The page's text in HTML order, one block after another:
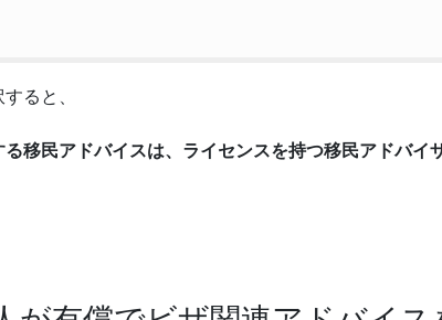
ると、
る移民アドバイスは、ライセンスを持つ移民アドバ